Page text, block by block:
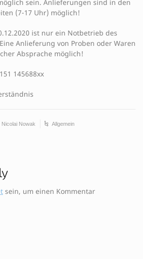
sein. Anlieferungen sind in den
(7-17 Uhr) möglich!
ist nur ein Notbetrieb des
Anlieferung von Proben oder Waren
Absprache möglich!
145688xx
Nicolai Nowak Allgemein
sein, um einen Kommentar